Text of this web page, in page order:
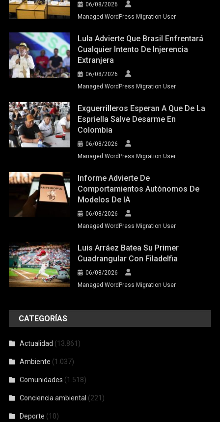
06/08/2026
Managed WordPress Migration User
Lula Advierte Que Brasil Enfrentará
Cualquier Intento De Injerencia
Extranjera
06/08/2026
Managed WordPress Migration User
Exguerrilleros Esperan A Que De La
Espriella Salve Desarme En
Colombia
06/08/2026
Managed WordPress Migration User
Informe Advierte De
Comportamientos Autónomos De
Modelos De IA
06/08/2026
Managed WordPress Migration User
Luis Arráez Batea Su Primer
Cuadrangular Con Filadelfia
06/08/2026
Managed WordPress Migration User
CATEGORÍAS
Actualidad (13.861)
Ambiente (1.037)
Comunidades (1.518)
Conciencia ambiental (221)
Deporte (10)